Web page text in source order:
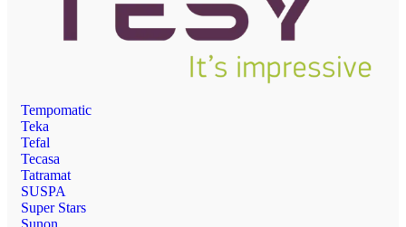
Tempomatic
Teka
Tefal
Tecasa
Tatramat
SUSPA
Super Stars
Sunon